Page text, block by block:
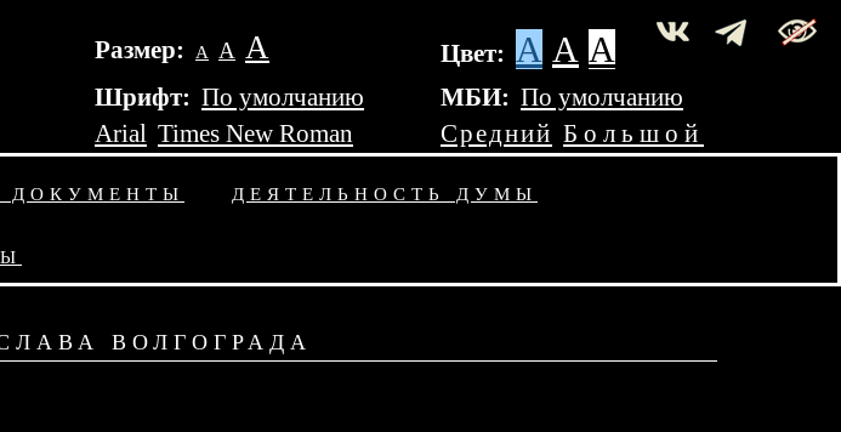
Размер: А А А Цвет: A A A
Шрифт: По умолчанию
Arial Times New Roman
МБИ: По умолчанию
Средний Большой
ДОКУМЕНТЫ ДЕЯТЕЛЬНОСТЬ ДУМЫ
ВОЛГОГРАДА